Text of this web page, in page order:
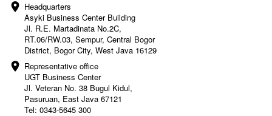
Headquarters
Asyki Business Center Building
Jl. R.E. Martadinata No.2C,
RT.06/RW.03, Sempur, Central Bogor
District, Bogor City, West Java 16129
Representative office
UGT Business Center
Jl. Veteran No. 38 Bugul Kidul,
Pasuruan, East Java 67121
Tel: 0343-5645 300